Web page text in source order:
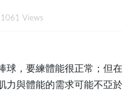
1061 Views
球，要練體能很正常；但
力與體能的需求可能不亞於